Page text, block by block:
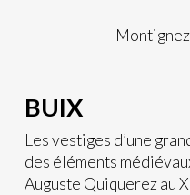
BUIX
Les vestiges d’une
des éléments
Auguste Quiquerez au